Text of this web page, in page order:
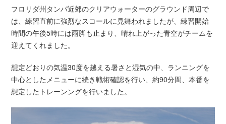
フロリダ州タンパ近郊のクリアウォーターのグラウンド周辺で
は、練習直前に強烈なスコールに見舞われましたが、練習開始
時間の午後5時には雨脚も止まり、晴れ上がった青空がチームを
迎えてくれました。
想定どおりの気温30度を越える暑さと湿気の中、ランニングを
中心としたメニューに続き戦術確認を行い、約90分間、本番を
想定したトレーンングを行いました。